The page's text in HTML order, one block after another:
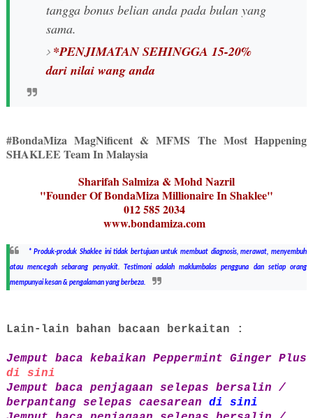
tangga bonus belian anda pada bulan yang
sama.
*PENJIMATAN SEHINGGA 15-20%
dari nilai wang anda
#BondaMiza MagNificent & MFMS The Most Happening
SHAKLEE Team In Malaysia
Sharifah Salmiza & Mohd Nazril
"Founder Of BondaMiza Millionaire In Shaklee"
012 585 2034
www.bondamiza.com
* Produk-produk Shaklee ini tidak bertujuan untuk membuat diagnosis, merawat, menyembuh
atau mencegah sebarang penyakit. Testimoni adalah maklumbalas pengguna dan setiap orang
mempunyai kesan & pengalaman yang berbeza.
Lain-lain bahan bacaan berkaitan :
Jemput baca kebaikan Peppermint Ginger Plus
di sini
Jemput baca penjagaan selepas bersalin /
berpantang selepas caesarean di sini